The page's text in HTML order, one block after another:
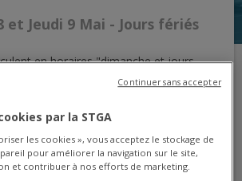
et Jeudi 9 Mai - Jours fériés
en horaires "dimanche et jours
à la demande ne circule pas.
sera fermée.
par la STGA
les cookies », vous acceptez le stockage de
pour améliorer la navigation sur le site,
et contribuer à nos efforts de marketing.
Continuer sans accepter